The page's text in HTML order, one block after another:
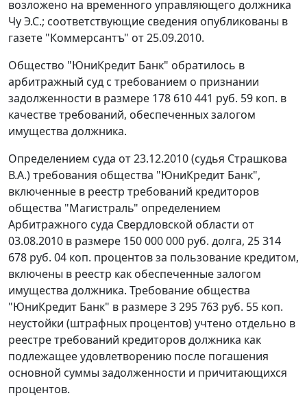
возложено на временного управляющего должника
Чу Э.С.; соответствующие сведения опубликованы в
газете "Коммерсантъ" от 25.09.2010.
Общество "ЮниКредит Банк" обратилось в
арбитражный суд с требованием о признании
задолженности в размере 178 610 441 руб. 59 коп. в
качестве требований, обеспеченных залогом
имущества должника.
Определением суда от 23.12.2010 (судья Страшкова
В.А.) требования общества "ЮниКредит Банк",
включенные в реестр требований кредиторов
общества "Магистраль" определением
Арбитражного суда Свердловской области от
03.08.2010 в размере 150 000 000 руб. долга, 25 314
678 руб. 04 коп. процентов за пользование кредитом,
включены в реестр как обеспеченные залогом
имущества должника. Требование общества
"ЮниКредит Банк" в размере 3 295 763 руб. 55 коп.
неустойки (штрафных процентов) учтено отдельно в
реестре требований кредиторов должника как
подлежащее удовлетворению после погашения
основной суммы задолженности и причитающихся
процентов.